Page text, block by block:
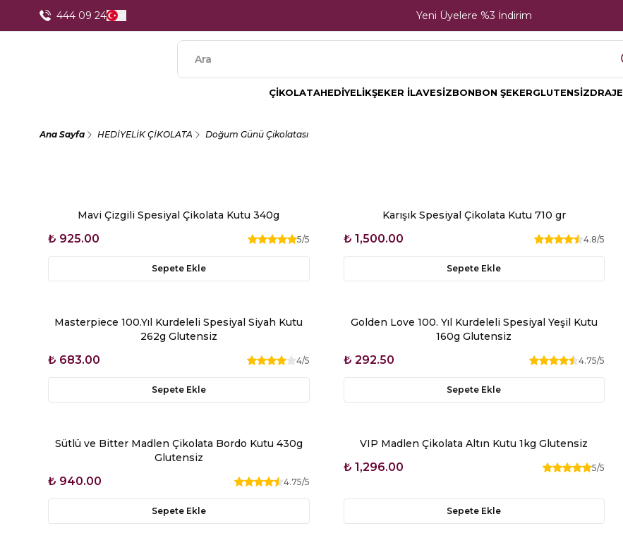
444 09 24
1250 TL Üzeri Alışverişlerde Kargo Ücretsiz Yeni Üyelere %3 İndirim
ÇİKOLATAHEDİYELİKŞEKER İLAVESİZBONBON ŞEKERGLUTENSİZDRAJE
Ana Sayfa HEDİYELİK ÇİKOLATA Doğum Günü Çikolatası
Mavi Çizgili Spesiyal Çikolata Kutu 340g
₺ 925.00 5/5
Sepete Ekle
Karışık Spesiyal Çikolata Kutu 710 gr
₺ 1,500.00 4.8/5
Sepete Ekle
Masterpiece 100.Yıl Kurdeleli Spesiyal Siyah Kutu
262g Glutensiz
₺ 683.00 4/5
Sepete Ekle
Golden Love 100. Yıl Kurdeleli Spesiyal Yeşil Kutu
160g Glutensiz
₺ 292.50 4.75/5
Sepete Ekle
Sütlü ve Bitter Madlen Çikolata Bordo Kutu 430g
Glutensiz
₺ 940.00 4.75/5
Sepete Ekle
VIP Madlen Çikolata Altın Kutu 1kg Glutensiz
₺ 1,296.00 5/5
Sepete Ekle